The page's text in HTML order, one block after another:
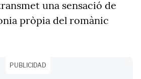
una sensació de
pròpia del romànic
PUBLICIDAD